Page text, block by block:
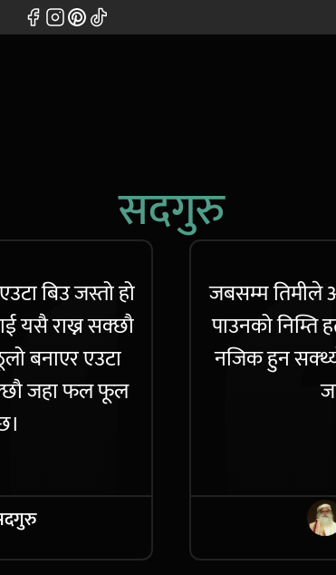
सदगुरु
बिउ जस्तो हो
यसै राख्न सक्छौ
बनाएर एउटा
जहा फल फूल
जबसम्म तिमीले
पाउनको निम्ति
नजिक हुन